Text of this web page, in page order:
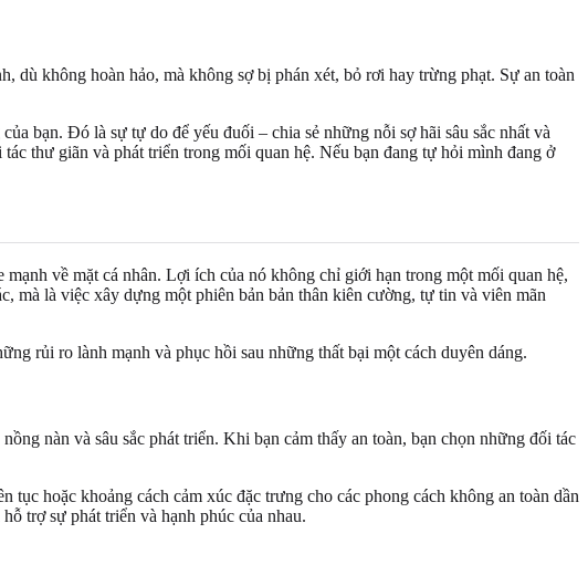
dù không hoàn hảo, mà không sợ bị phán xét, bỏ rơi hay trừng phạt. Sự an toàn
bạn. Đó là sự tự do để yếu đuối – chia sẻ những nỗi sợ hãi sâu sắc nhất và
thư giãn và phát triển trong mối quan hệ. Nếu bạn đang tự hỏi mình đang ở
về mặt cá nhân. Lợi ích của nó không chỉ giới hạn trong một mối quan hệ,
mà là việc xây dựng một phiên bản bản thân kiên cường, tự tin và viên mãn
rủi ro lành mạnh và phục hồi sau những thất bại một cách duyên dáng.
nàn và sâu sắc phát triển. Khi bạn cảm thấy an toàn, bạn chọn những đối tác
hoặc khoảng cách cảm xúc đặc trưng cho các phong cách không an toàn dần
trợ sự phát triển và hạnh phúc của nhau.